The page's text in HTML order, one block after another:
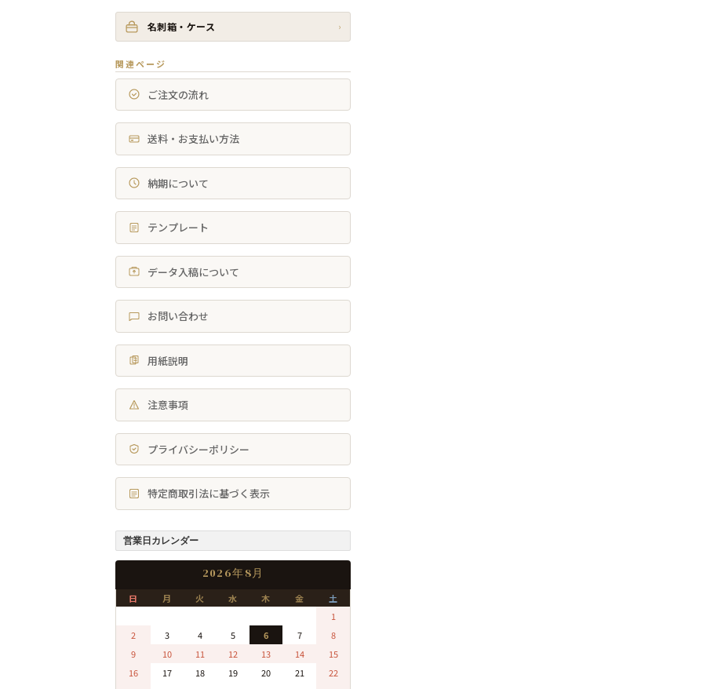
名刺箱・ケース ›
関連ページ
ご注文の流れ
送料・お支払い方法
納期について
テンプレート
データ入稿について
お問い合わせ
用紙説明
注意事項
プライバシーポリシー
特定商取引法に基づく表示
営業日カレンダー
2026年8月
日 月 火 水 木 金
土
1
2
3 4 5 6 7
8
9
10 11 12 13 14
15
16
17 18 19 20 21
22